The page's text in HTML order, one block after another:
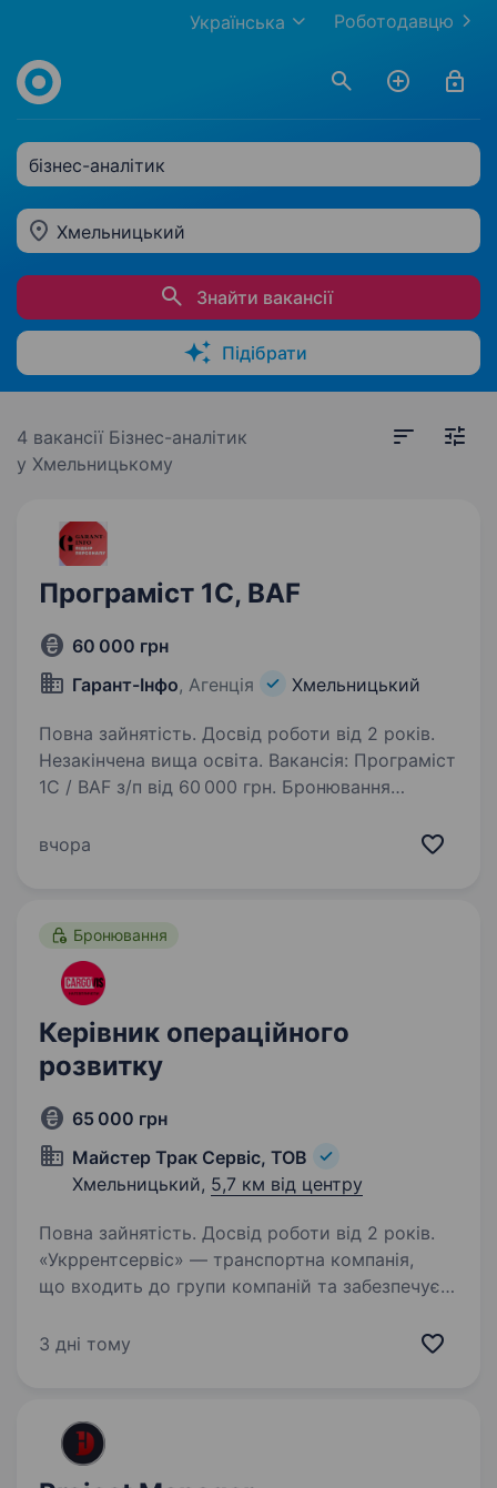
Роботодавцю
Українська
бізнес-аналітик
Хмельницький
Знайти вакансії
Підібрати
4 вакансії Бізнес-аналітик
у Хмельницькому
Програміст 1С, BAF
60 000 грн
Гарант-Інфо, Агенція Хмельницький
Повна зайнятість. Досвід роботи від 2 років.
Незакінчена вища освіта. Вакансія: Програміст
1С / BAF з/п від 60 000 грн. Бронювання
на розвиток продукту, а не просто підтримка
вчора
Бронювання
Керівник операційного
розвитку
65 000 грн
Майстер Трак Сервіс, ТОВ
Хмельницький, 5,7 км від центру
Повна зайнятість. Досвід роботи від 2 років.
«Укррентсервіс» — транспортна компанія,
що входить до групи компаній та забезпечує
Здійснюємо вантажні перевезення власним
3 дні тому